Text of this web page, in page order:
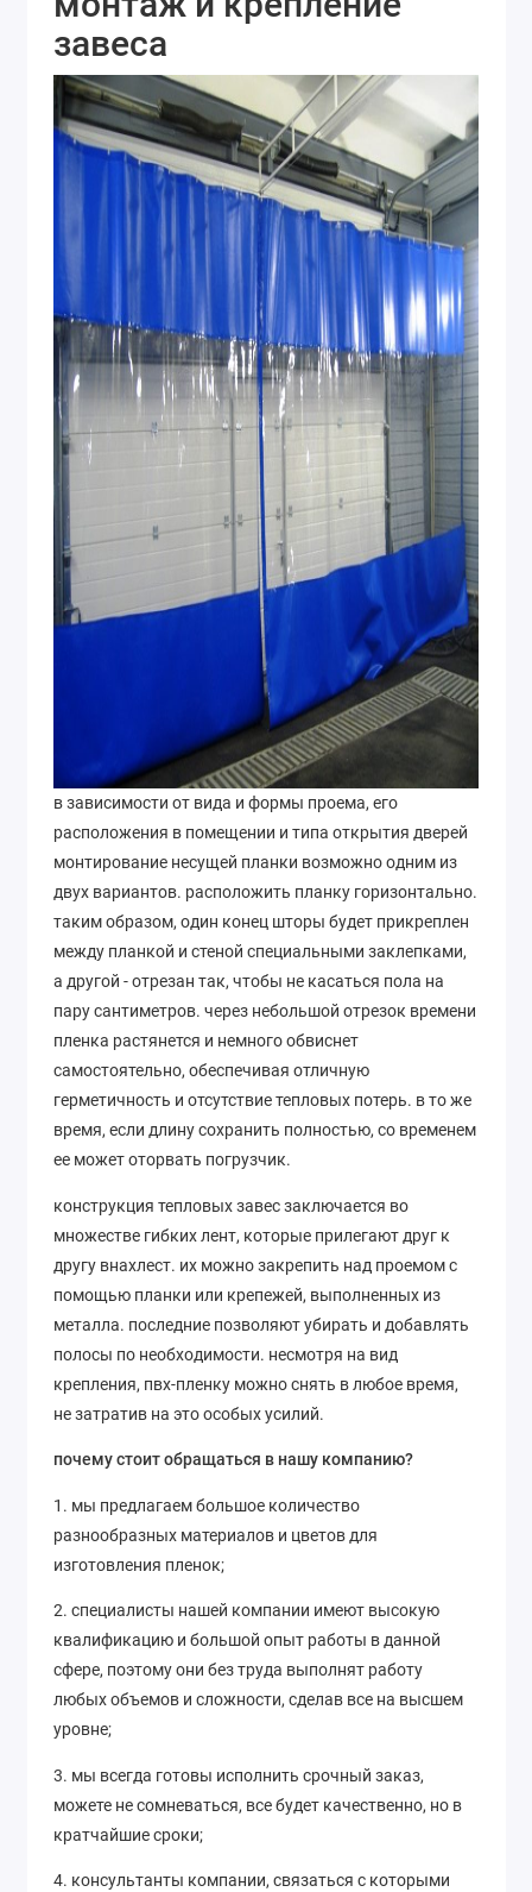
завеса
в зависимости от вида и формы проема, его
расположения в помещении и типа открытия дверей
монтирование несущей планки возможно одним из
двух вариантов. расположить планку горизонтально.
таким образом, один конец шторы будет прикреплен
между планкой и стеной специальными заклепками,
а другой - отрезан так, чтобы не касаться пола на
пару сантиметров. через небольшой отрезок времени
пленка растянется и немного обвиснет
самостоятельно, обеспечивая отличную
герметичность и отсутствие тепловых потерь. в то же
время, если длину сохранить полностью, со временем
ее может оторвать погрузчик.
конструкция тепловых завес заключается во
множестве гибких лент, которые прилегают друг к
другу внахлест. их можно закрепить над проемом с
помощью планки или крепежей, выполненных из
металла. последние позволяют убирать и добавлять
полосы по необходимости. несмотря на вид
крепления, пвх-пленку можно снять в любое время,
не затратив на это особых усилий.
почему стоит обращаться в нашу компанию?
1. мы предлагаем большое количество
разнообразных материалов и цветов для
изготовления пленок;
2. специалисты нашей компании имеют высокую
квалификацию и большой опыт работы в данной
сфере, поэтому они без труда выполнят работу
любых объемов и сложности, сделав все на высшем
уровне;
3. мы всегда готовы исполнить срочный заказ,
можете не сомневаться, все будет качественно, но в
кратчайшие сроки;
4. консультанты компании, связаться с которыми